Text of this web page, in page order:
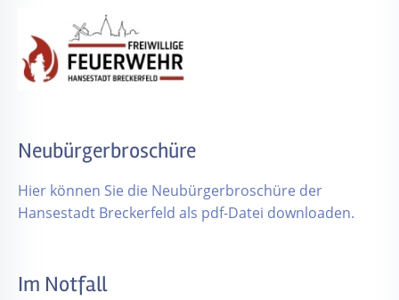
Neubürgerbroschüre
Hier können Sie die Neubürgerbroschüre der
Hansestadt Breckerfeld als pdf-Datei downloaden.
Im Notfall